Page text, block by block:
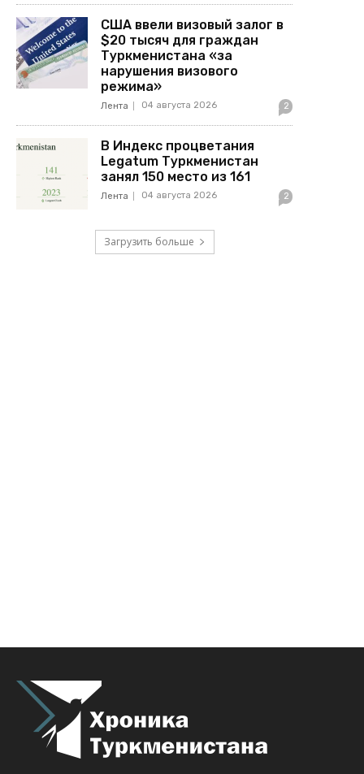
США ввели визовый залог в
$20 тысяч для граждан
Туркменистана «за
нарушения визового
режима»
Лента 04 августа 2026 2
В Индекс процветания
Legatum Туркменистан
занял 150 место из 161
Лента 04 августа 2026 2
Загрузить больше